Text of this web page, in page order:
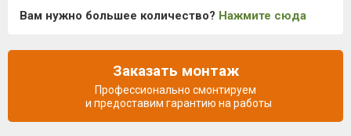
Вам нужно большее количество? Нажмите сюда
Заказать монтаж
Профессионально смонтируем
и предоставим гарантию на работы